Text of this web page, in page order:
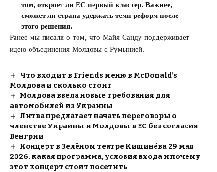
том, откроет ли ЕС первый кластер. Важнее,
сможет ли страна удержать темп реформ после
этого решения.
Ранее мы писали о том, что Майя Санду поддерживает
идею объединения Молдовы с Румынией.
Что входит в Friends меню в McDonald’s
Молдова и сколько стоит
Молдова ввела новые требования для
автомобилей из Украины
Литва предлагает начать переговоры о
членстве Украины и Молдовы в ЕС без согласия
Венгрии
Концерт в Зелёном театре Кишинёва 29 мая
2026: какая программа, условия входа и почему
этот концерт стоит посетить